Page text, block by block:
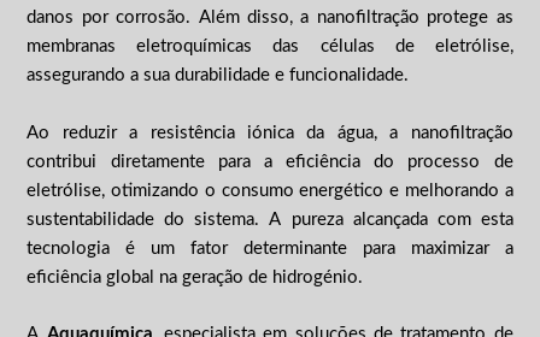
danos por corrosão. Além disso, a nanofiltração protege as
membranas eletroquímicas das células de eletrólise,
assegurando a sua durabilidade e funcionalidade.
Ao reduzir a resistência iónica da água, a nanofiltração
contribui diretamente para a eficiência do processo de
eletrólise, otimizando o consumo energético e melhorando a
sustentabilidade do sistema. A pureza alcançada com esta
tecnologia é um fator determinante para maximizar a
eficiência global na geração de hidrogénio.